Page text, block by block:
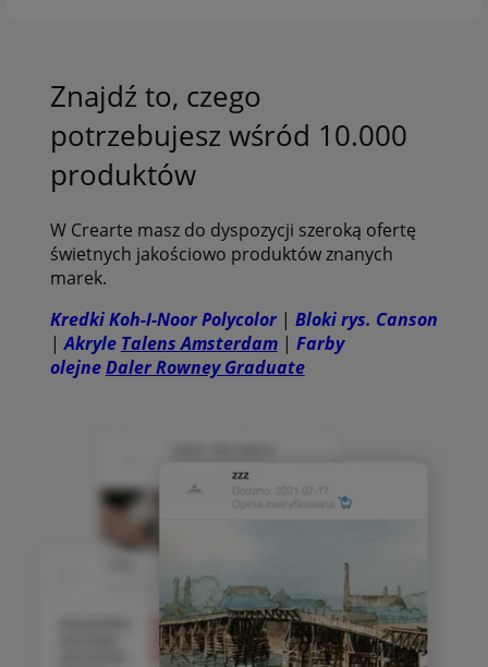
Znajdź to, czego
potrzebujesz wśród 10.000
produktów
W Crearte masz do dyspozycji szeroką ofertę
świetnych jakościowo produktów znanych
marek.
Kredki Koh-I-Noor Polycolor| Bloki rys. Canson
|Akryle Talens Amsterdam| Farby
olejneDaler Rowney Graduate